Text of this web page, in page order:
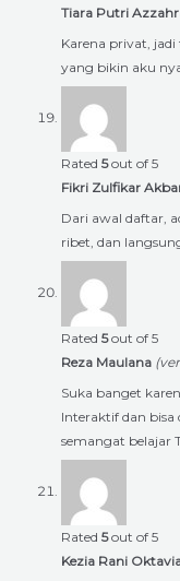
Tiara Putri
Karena privat,
yang bikin aku
Rated 5out of 5
Fikri Zulfikar
Dari awal daftar,
ribet, dan
Rated 5out of 5
Reza Maulana
Suka banget
Interaktif dan bisa
semangat belajar
Rated 5out of 5
Kezia Rani